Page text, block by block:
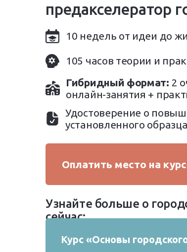
Узнайте больше о
сейчас:
предакселератор
105 часов теории и
Оплатить место на
Гибридный формат: 2
онлайн-занятия +
10 недель от идеи до
Курс «Основы
Удостоверение о
установленного образца